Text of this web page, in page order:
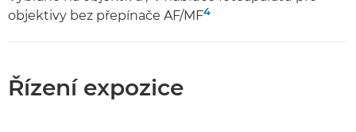
objektivy bez přepínače AF/MF4
Řízení expozice